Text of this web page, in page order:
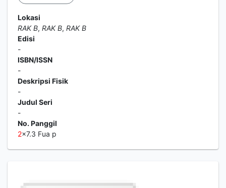
Lokasi
RAK B, RAK B, RAK B
Edisi
-
ISBN/ISSN
-
Deskripsi Fisik
-
Judul Seri
-
No. Panggil
2x7.3 Fua p